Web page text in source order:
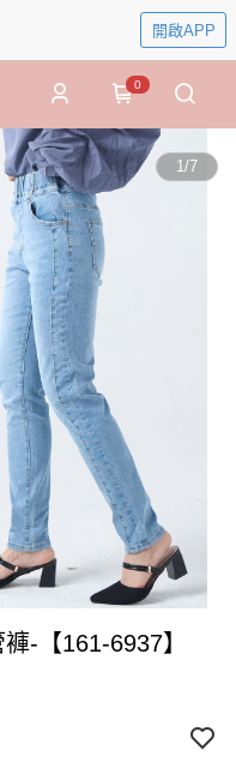
開啟APP
0
1/7
-【161-6937】